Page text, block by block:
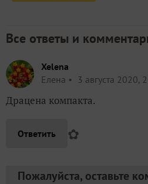
Все ответы и
Xelena
Елена
3 августа 2020,
Драцена компакта.
Ответить ✿
Пожалуйста, оставьте